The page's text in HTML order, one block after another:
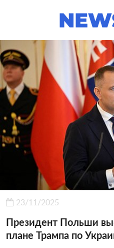
23/11/2025
Президент Польши
плане Трампа по